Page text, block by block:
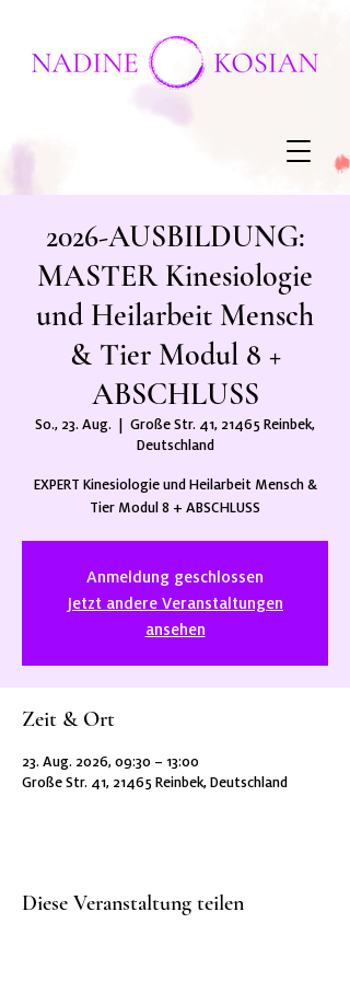
2026-AUSBILDUNG:
MASTER Kinesiologie
und Heilarbeit Mensch
& Tier Modul 8 +
ABSCHLUSS
So., 23. Aug.
  |
Große Str. 41, 21465 Reinbek,
Deutschland
EXPERT Kinesiologie und Heilarbeit Mensch &
Anmeldung geschlossen
Jetzt andere Veranstaltungen
ansehen
Zeit & Ort
23. Aug. 2026, 09:30 – 13:00
Große Str. 41, 21465 Reinbek, Deutschland
Diese Veranstaltung teilen